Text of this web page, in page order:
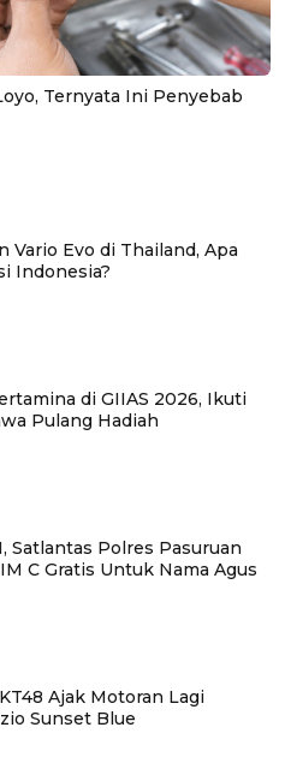
Ternyata Ini Penyebab
Vario Evo di Thailand, Apa
Indonesia?
di GIIAS 2026, Ikuti
Pulang Hadiah
Satlantas Polres Pasuruan
C Gratis Untuk Nama Agus
Ajak Motoran Lagi
Sunset Blue